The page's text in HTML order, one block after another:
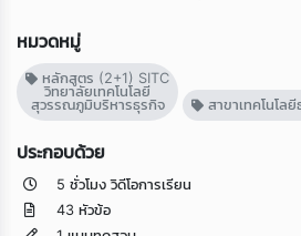
หมวดหมู่
หลักสูตร (2+1) SITC
วิทยาลัยเทคโนโลยี
สุวรรณภูมิบริหารธุรกิจ
สาขาเทคโนโล
ประกอบด้วย
5 ชั่วโมง วิดีโอการเรียน
43 หัวข้อ